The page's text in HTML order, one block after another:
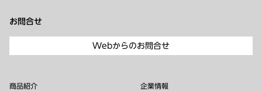
お問合せ
Webからのお問合せ
商品紹介 企業情報